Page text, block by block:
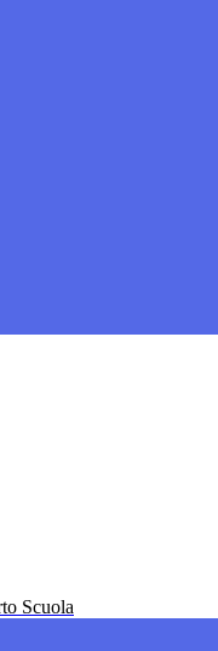
Scuola